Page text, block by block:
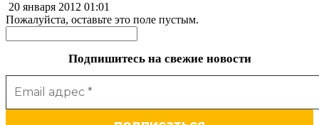
20 января 2012 01:01
Пожалуйста, оставьте это поле пустым.
Подпишитесь на свежие новости